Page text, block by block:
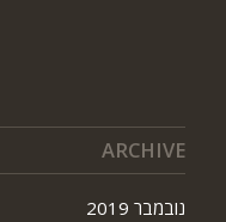
ARCHIVE
נובמבר 2019